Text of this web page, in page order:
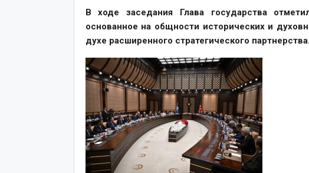
В ходе заседания Глава государства
основанное на общности исторических и
духе расширенного стратегического партнерства.